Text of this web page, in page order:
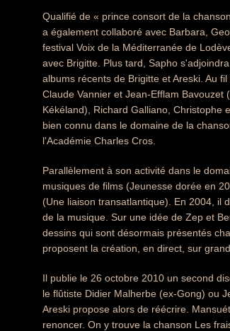
Qualifié de « prince consort de la
a également collaboré avec Barbara,
festival Voix de la Méditerranée de
avec Brigitte. Plus tard, Sapho
albums récents de Brigitte et Areski. Au
Claude Vannier et Jean-Efflam
Kékéland), Richard Galliano, Christophe
bien connu dans le domaine de la
l'Académie Charles Cros.
Parallèlement à son activité dans le
musiques de films (Jeunesse dorée en
(Une liaison transatlantique). En 2004, il
de la musique. Sur une idée de Zep et
dessins qui sont désormais présentés
proposent la création, en direct, sur
Il publie le 26 octobre 2010 un second
le flûtiste Didier Malherbe (ex-Gong) ou
Areski propose alors de réécrire.
renoncer. On y trouve la chanson Les